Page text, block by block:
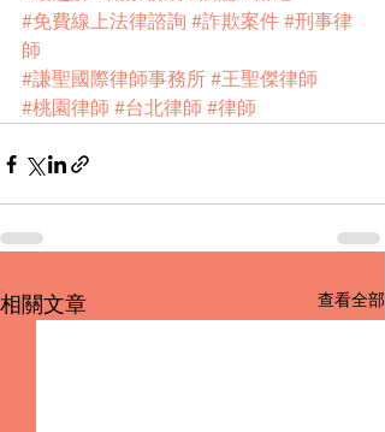
#免費線上法律諮詢 #詐欺案件 #刑事律
師
#謙聖國際律師事務所 #王聖傑律師
#桃園律師 #台北律師 #律師
相關文章 查看全部